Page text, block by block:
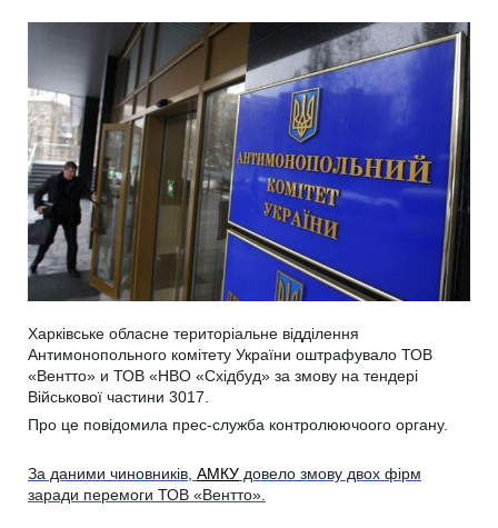
Харківське обласне територіальне відділення
Антимонопольного комітету України оштрафувало ТОВ
«Вентто» и ТОВ «НВО «Східбуд» за змову на тендері
Військової частини 3017.
Про це повідомила прес-служба контролюючоого органу.
За даними чиновників, АМКУ довело змову двох фірм
заради перемоги ТОВ «Вентто».